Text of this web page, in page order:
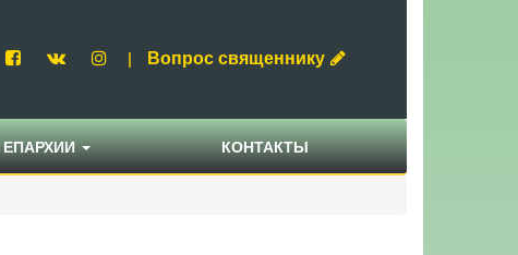
| Вопрос священнику
КОНТАКТЫ